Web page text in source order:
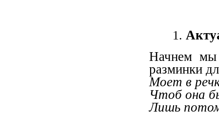
Начнем мы
разминки
Моет в
Чтоб она
Лишь